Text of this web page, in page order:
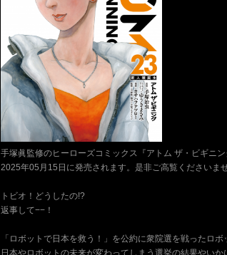
手塚眞監修のヒーローズコミックス『アトム ザ・ビギニ
2025年05月15日に発売されます。是非ご高覧くださいませ
トビオ！どうしたの!?
返事して−−！
「ロボットで日本を救う！」を公約に衆院選を戦ったロボ
日本やロボットの未来が変わってしまう選挙の結果やいか